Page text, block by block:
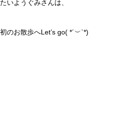
たいようぐみさんは、
初のお散歩へLet’s go( *´︶`*)